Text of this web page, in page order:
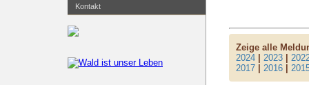
Kontakt
Zeige alle
2024 |2023 |
2017 |2016 |